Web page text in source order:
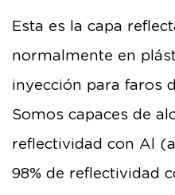
Esta es la capa
normalmente en
inyección para faros
Somos capaces de
reflectividad con Al
98% de reflectividad